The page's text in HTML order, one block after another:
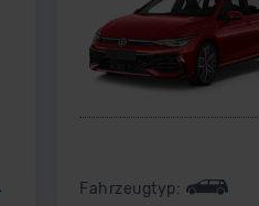
Fahrzeugtyp: